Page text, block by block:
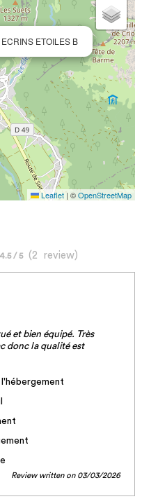
ETOILES B
Leaflet | ©OpenStreetMap
4.5 / 5( 2 review)
et bien équipé. Très
donc la qualité est
Review written on 03/03/2026